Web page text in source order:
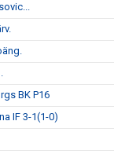
BK P16
IF 3-1(1-0)